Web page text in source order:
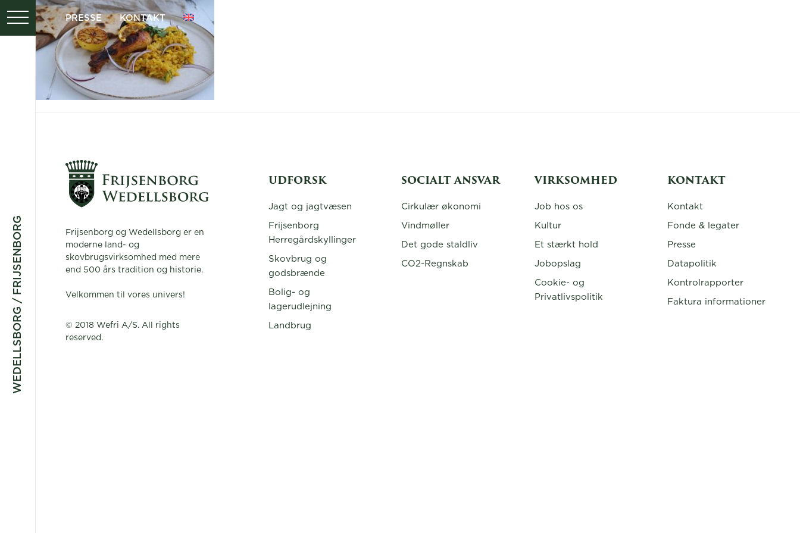
WEDELLSBORG / FRIJSENBORG
PRESSE KONTAKT
Frijsenborg og Wedellsborg er en
moderne land- og
skovbrugsvirksomhed med mere
end 500 års tradition og historie.
Velkommen til vores univers!
© 2018 Wefri A/S. All rights
reserved.
UDFORSK
Jagt og jagtvæsen
Frijsenborg
Herregårdskyllinger
Skovbrug og
godsbrænde
Bolig- og
lagerudlejning
Landbrug
SOCIALT ANSVAR
Cirkulær økonomi
Vindmøller
Det gode staldliv
CO2-Regnskab
VIRKSOMHED
Job hos os
Kultur
Et stærkt hold
Jobopslag
Cookie- og
Privatlivspolitik
KONTAKT
Kontakt
Fonde & legater
Presse
Datapolitik
Kontrolrapporter
Faktura informationer